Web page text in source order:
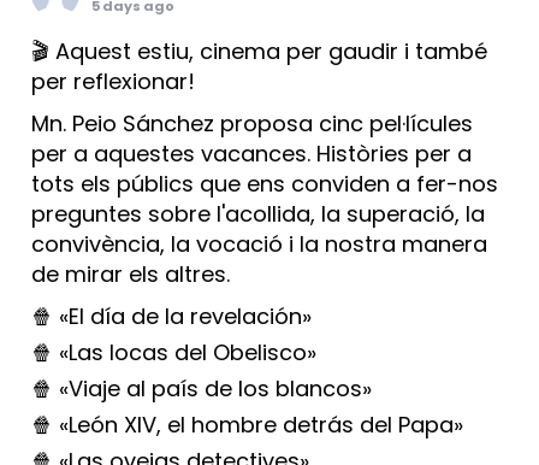
5 days ago
🎬 Aquest estiu, cinema per gaudir i també
per reflexionar!
Mn. Peio Sánchez proposa cinc pel·lícules
per a aquestes vacances. Històries per a
tots els públics que ens conviden a fer-nos
preguntes sobre l'acollida, la superació, la
convivència, la vocació i la nostra manera
de mirar els altres.
🍿 «El día de la revelación»
🍿 «Las locas del Obelisco»
🍿 «Viaje al país de los blancos»
🍿 «León XIV, el hombre detrás del Papa»